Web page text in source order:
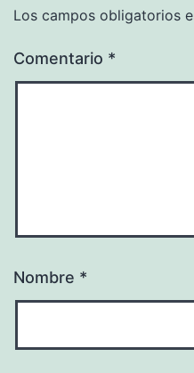
Los campos obligatorios
Comentario *
Nombre *